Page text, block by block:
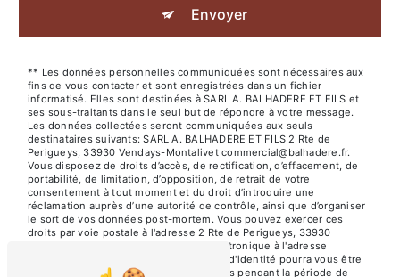
Envoyer
** Les données personnelles communiquées sont nécessaires aux
fins de vous contacter et sont enregistrées dans un fichier
informatisé. Elles sont destinées à SARL A. BALHADERE ET FILS et
ses sous-traitants dans le seul but de répondre à votre message.
Les données collectées seront communiquées aux seuls
destinataires suivants: SARL A. BALHADERE ET FILS 2 Rte de
Perigueys, 33930 Vendays-Montalivet commercial@balhadere.fr.
Vous disposez de droits d’accès, de rectification, d’effacement, de
portabilité, de limitation, d’opposition, de retrait de votre
consentement à tout moment et du droit d’introduire une
réclamation auprès d’une autorité de contrôle, ainsi que d’organiser
le sort de vos données post-mortem. Vous pouvez exercer ces
droits par voie postale à l'adresse 2 Rte de Perigueys, 33930
Vendays-Montalivet ou par courrier électronique à l'adresse
commercial@balhadere.fr. Un justificatif d'identité pourra vous être
demandé. Nous conservons vos données pendant la période de